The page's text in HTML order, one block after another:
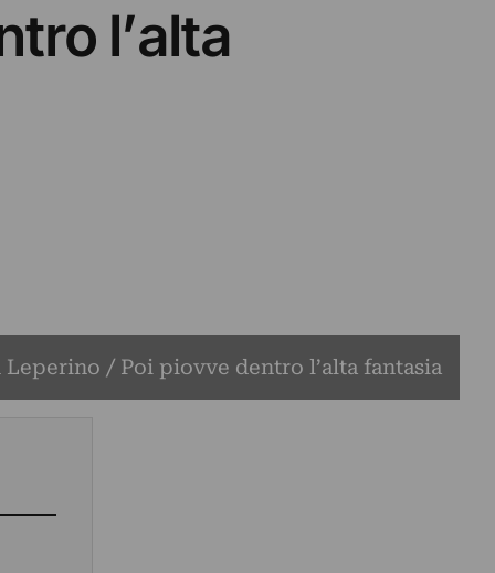
l’alta
/ Poi piovve dentro l’alta fantasia